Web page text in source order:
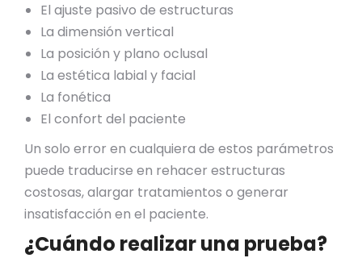
El ajuste pasivo de estructuras
La dimensión vertical
La posición y plano oclusal
La estética labial y facial
La fonética
El confort del paciente
Un solo error en cualquiera de estos parámetros
puede traducirse en rehacer estructuras
costosas, alargar tratamientos o generar
insatisfacción en el paciente.
¿Cuándo realizar una prueba?